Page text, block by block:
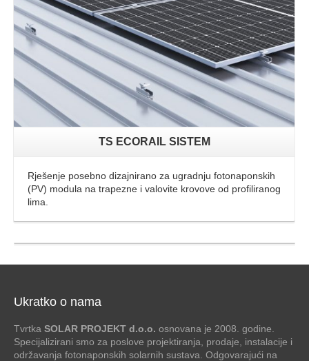
TS ECORAIL SISTEM
Rješenje posebno dizajnirano za ugradnju fotonaponskih
(PV) modula na trapezne i valovite krovove od profiliranog
lima.
Ukratko o nama
Tvrtka SOLAR PROJEKT d.o.o. osnovana je 2008. godine.
Specijalizirani smo za poslove projektiranja, prodaje, instalacije i
održavanja fotonaponskih solarnih sustava. Odgovarajući na